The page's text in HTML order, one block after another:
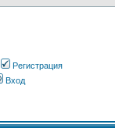
Регистрация
Вход